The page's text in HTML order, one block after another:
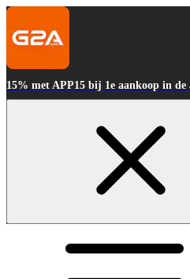
15% met APP15 bij 1e aankoop in de